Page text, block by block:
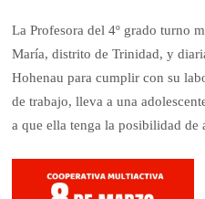
La Profesora del 4º grado turno
María, distrito de Trinidad, y
Hohenau para cumplir con su
de trabajo, lleva a una
a que ella tenga la posibilidad de